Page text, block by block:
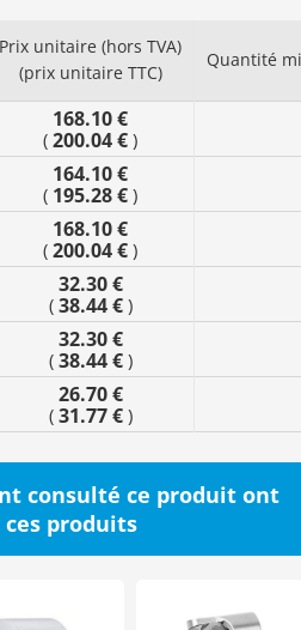
Prix unitaire (hors TVA)
(prix unitaire TTC)
Quantité
168.10 €
( 200.04 € )
164.10 €
( 195.28 € )
168.10 €
( 200.04 € )
32.30 €
( 38.44 €)
32.30 €
( 38.44 €)
26.70 €
( 31.77 €)
consulté ce produit ont
produits